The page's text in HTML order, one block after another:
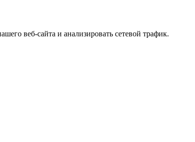
веб-сайта и анализировать сетевой трафик.